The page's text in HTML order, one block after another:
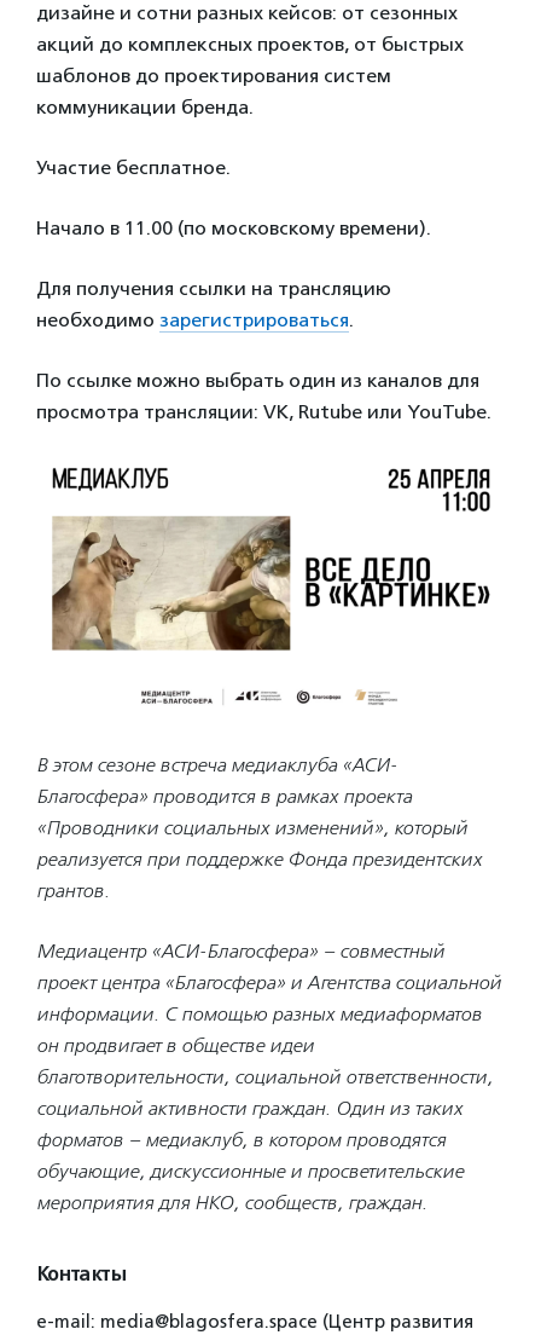
дизайне и сотни разных кейсов: от сезонных
акций до комплексных проектов, от быстрых
шаблонов до проектирования систем
коммуникации бренда.
Участие бесплатное.
Начало в 11.00 (по московскому времени).
Для получения ссылки на трансляцию
необходимо зарегистрироваться.
По ссылке можно выбрать один из каналов для
просмотра трансляции: VK, Rutube или YouTube.
В этом сезоне встреча медиаклуба «АСИ-
Благосфера» проводится в рамках проекта
«Проводники социальных изменений», который
реализуется при поддержке Фонда президентских
грантов.
Медиацентр «АСИ-Благосфера» – совместный
проект центра «Благосфера» и Агентства социальной
информации. С помощью разных медиаформатов
он продвигает в обществе идеи
благотворительности, социальной ответственности,
социальной активности граждан. Один из таких
форматов – медиаклуб, в котором проводятся
обучающие, дискуссионные и просветительские
мероприятия для НКО, сообществ, граждан.
Контакты
e-mail: media@blagosfera.space (Центр развития